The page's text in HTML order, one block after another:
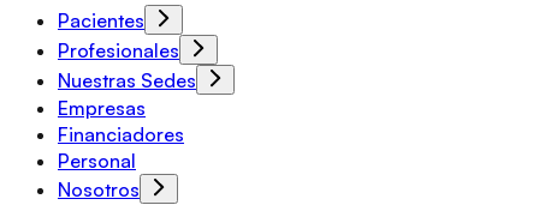
Pacientes
Profesionales
Nuestras Sedes
Empresas
Financiadores
Personal
Nosotros